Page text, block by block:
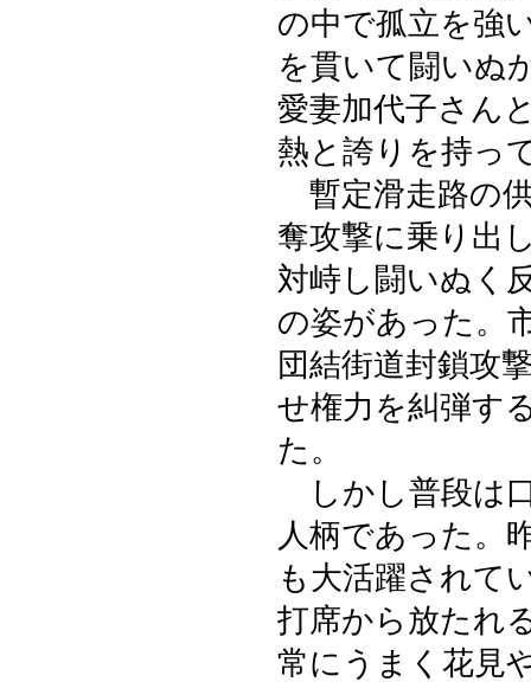
の中で孤立を強
を貫いて闘いぬ
愛妻加代子さん
熱と誇りを持っ
暫定滑走路の
奪攻撃に乗り出
対峙し闘いぬく
の姿があった。
団結街道封鎖攻
せ権力を糾弾す
た。
しかし普段は
人柄であった。
も大活躍されて
打席から放たれ
常にうまく花見